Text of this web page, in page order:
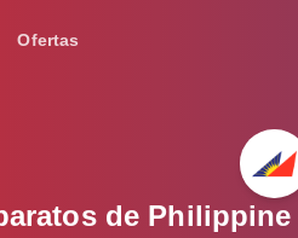
Ofertas
de